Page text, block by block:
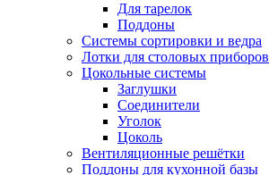
Для тарелок
Поддоны
Системы сортировки и ведра
Лотки для столовых приборов
Цокольные системы
Заглушки
Соединители
Уголок
Цоколь
Вентиляционные решётки
Поддоны для кухонной базы